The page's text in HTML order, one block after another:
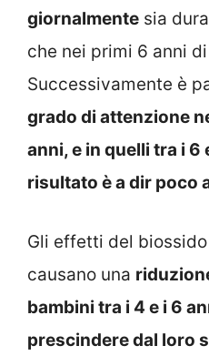
giornalmente sia
che nei primi 6 anni
Successivamente è
grado di attenzione
anni, e in quelli tra i 6
risultato è a dir poco
Gli effetti del
causano una
bambini tra i 4 e i 6
prescindere dal loro